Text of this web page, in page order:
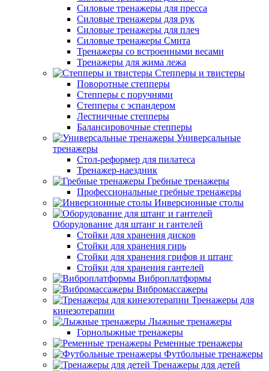
Силовые тренажеры для пресса
Силовые тренажеры для рук
Силовые тренажеры для плеч
Силовые тренажеры Смита
Тренажеры со встроенными весами
Тренажеры для жима лежа
Степперы и твистеры
Поворотные степперы
Степперы с поручнями
Степперы с эспандером
Лестничные степперы
Балансировочные степперы
Универсальные
тренажеры
Стол-реформер для пилатеса
Тренажер-наездник
Гребные тренажеры
Профессиональные гребные тренажеры
Инверсионные столы
Оборудование для штанг и гантелей
Стойки для хранения дисков
Стойки для хранения гирь
Стойки для хранения грифов и штанг
Стойки для хранения гантелей
Виброплатформы
Вибромассажеры
Тренажеры для
кинезотерапии
Лыжные тренажеры
Горнолыжные тренажеры
Ременные тренажеры
Футбольные тренажеры
Тренажеры для детей